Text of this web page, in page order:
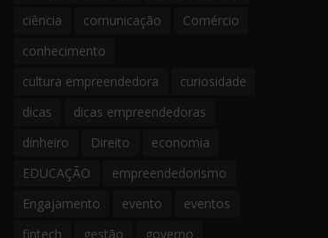
ciência
comunicação
Comércio
conhecimento
cultura empreendedora
curiosidade
dicas
dicas empreendedoras
dinheiro
Direito
economia
EDUCAÇÃO
empreendedorismo
Engajamento
evento
eventos
fintech
gestão governo